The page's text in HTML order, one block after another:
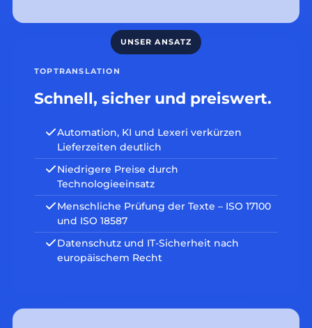
TOPTRANSLATION
Schnell, sicher und preiswert.
Automation, KI und Lexeri verkürzen
Lieferzeiten deutlich
Niedrigere Preise durch
Technologieeinsatz
Menschliche Prüfung der Texte – ISO 17100
und ISO 18587
Datenschutz und IT-Sicherheit nach
europäischem Recht